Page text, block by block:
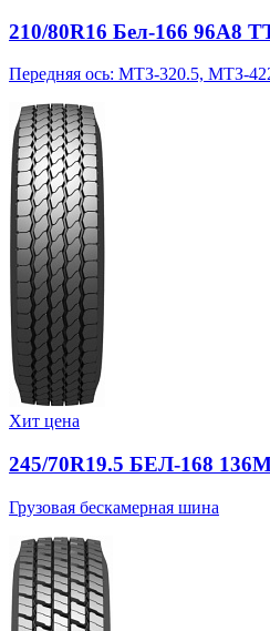
210/80R16 Бел-166 96A8
Передняя ось: МТЗ-320.5, МТЗ-
Хит цена
245/70R19.5 БЕЛ-168
Грузовая бескамерная шина